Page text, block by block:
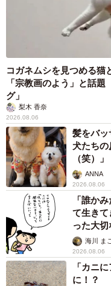
コガネムシを見つめる猫
「宗教画のよう」と話
グ」
梨木 香奈
2026.08.06
髪をバ
犬たちの
（笑）
ANNA
2026.08.06
「誰か
て生き
った大切
海川 ま
2026.08.06
「カニ
に！？